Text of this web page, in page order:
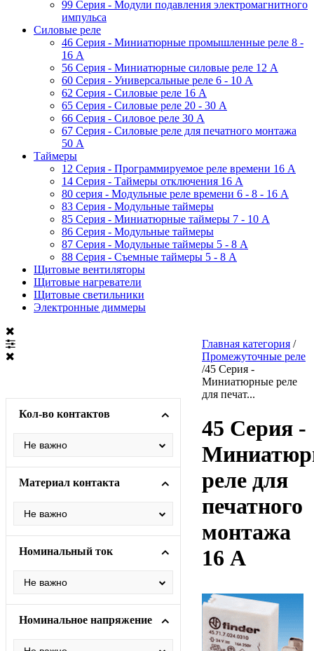
99 Серия - Модули подавления электромагнитного
импульса
Силовые реле
46 Серия - Миниатюрные промышленные реле 8 -
16 A
56 Серия - Миниатюрные силовые реле 12 A
60 Серия - Универсальные реле 6 - 10 A
62 Серия - Силовые реле 16 A
65 Серия - Силовые реле 20 - 30 A
66 Серия - Силовое реле 30 A
67 Серия - Силовые реле для печатного монтажа
50 А
Таймеры
12 Серия - Программируемое реле времени 16 A
14 Серия - Таймеры отключения 16 A
80 серия - Модульные реле времени 6 - 8 - 16 A
83 Серия - Модульные таймеры
85 Серия - Миниатюрные таймеры 7 - 10 A
86 Серия - Модульные таймеры
87 Серия - Модульные таймеры 5 - 8 А
88 Серия - Съемные таймеры 5 - 8 A
Щитовые вентиляторы
Щитовые нагреватели
Щитовые светильники
Электронные диммеры
Кол-во контактов
Материал контакта
Номинальный ток
Номинальное напряжение
Главная категория /
Промежуточные реле
/45 Серия -
Миниатюрные реле
для печат...
45 Серия -
реле для
печатного
монтажа
16 A